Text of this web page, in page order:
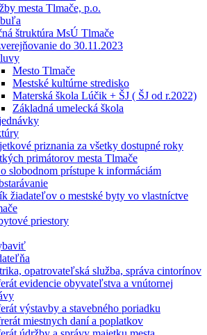
mesta Tlmače, p.o.
štruktúra MsÚ Tlmače
do 30.11.2023
Mesto Tlmače
Mestské kultúrne stredisko
Materská škola Lúčik + ŠJ ( ŠJ od r.2022)
Základná umelecká škola
priznania za všetky dostupné roky
primátorov mesta Tlmače
slobodnom prístupe k informáciám
žiadateľov o mestské byty vo vlastníctve
priestory
opatrovateľská služba, správa cintorínov
evidencie obyvateľstva a vnútornej
výstavby a stavebného poriadku
miestnych daní a poplatkov